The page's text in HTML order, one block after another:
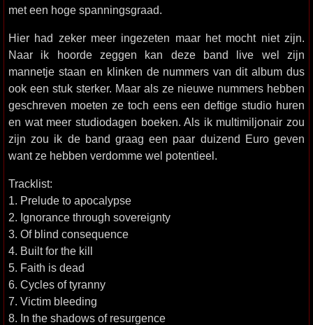
met een hoge spanningsgraad.
Hier had zeker meer ingezeten maar het mocht niet zijn.
Naar ik hoorde zeggen kan deze band live wel zijn
mannetje staan en klinken de nummers van dit album dus
ook een stuk sterker. Maar als ze nieuwe nummers hebben
geschreven moeten ze toch eens een deftige studio huren
en wat meer studiodagen boeken. Als ik multimiljonair zou
zijn zou ik de band graag een paar duizend Euro geven
want ze hebben verdomme wel potentieel.
Tracklist:
1. Prelude to apocalypse
2. Ignorance through sovereignty
3. Of blind consequence
4. Built for the kill
5. Faith is dead
6. Cycles of tyranny
7. Victim bleeding
8. In the shadows of resurgence